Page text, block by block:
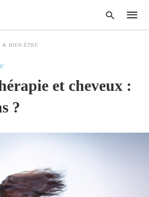
your
search
& BIEN-ÊTRE
et cheveux :
?